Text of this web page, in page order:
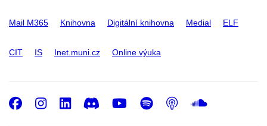
Mail M365 Knihovna Digitální knihovna Medial ELF
CIT IS Inet.muni.cz Online výuka
Facebook
Instagram
LinkedIn
DiscordYoutube
Spotify
Podcast